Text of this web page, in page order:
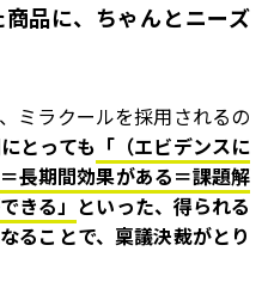
品に、ちゃんとニーズ
ミラクールを採用されるの
とっても 「（エビデンスに
長期間効果がある＝課題解
きる」 といった、得られる
ることで、稟議決裁がとり